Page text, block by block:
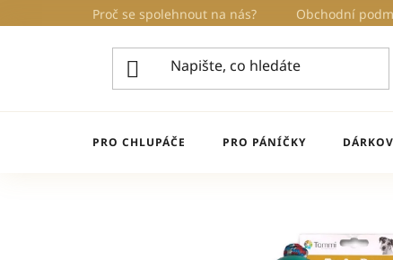
na
Proč se spolehnout na nás? Obchodní
PRO CHLUPÁČE PRO PÁNÍČKY